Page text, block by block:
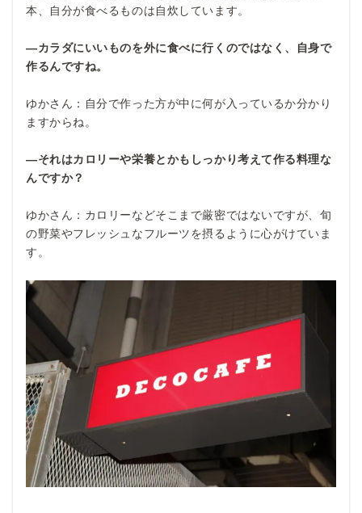
本、自分が食べるものは自炊しています。
―カラダにいいものを外に食べに行くのではなく、自身で
作るんですね。
ゆかさん：自分で作った方が中に何が入っているか分かり
ますからね。
―それはカロリーや栄養とかもしっかり考えて作る料理な
んですか？
ゆかさん：カロリーなどそこまで厳密ではないですが、旬
の野菜やフレッシュなフルーツを摂るように心がけていま
す。